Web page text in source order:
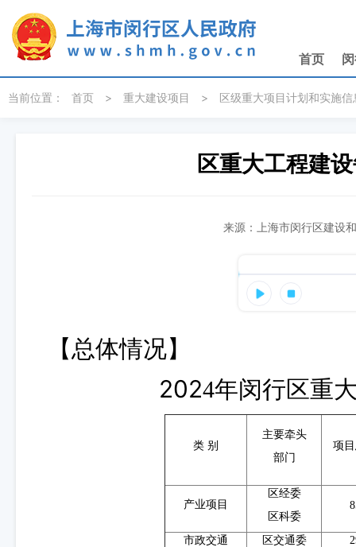
首页
当前位置： 首页 > 重大建设项目 > 区级重大项目计划和实施信
区重大工程建
来源：上海市闵行区建设
【总体情况】
2024年闵行区重
类 别
主要牵头
部门
项
产业项目
区经委
区科委
市政交通 区交通委